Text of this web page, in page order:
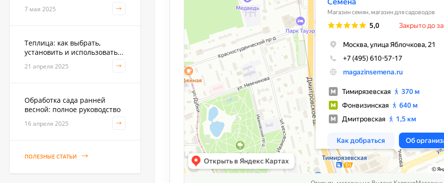
Укрывной материал
Агроспан "17 4,20*13
530
Совок садовый ZEMA
7 мая 2025
Теплица: как выбрать,
установить и использовать...
21 апреля 2025
Обработка сада ранней
весной: полное руководство
16 апреля 2025
ПОЛЕЗНЫЕ СТАТЬИ